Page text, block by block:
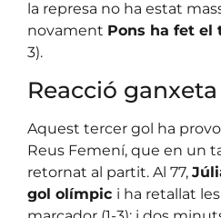
la represa no ha estat
novament Pons ha fet
3).
Reacció ganxeta
Aquest tercer gol ha
Reus Femení, que en un
retornat al partit. Al 77,
gol olímpic i ha retallat